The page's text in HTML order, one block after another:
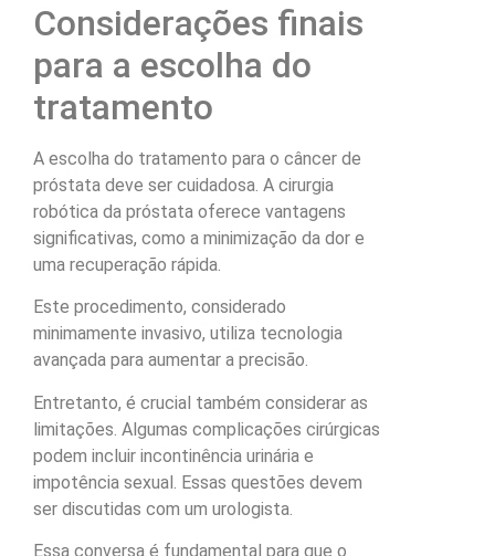
Considerações finais
para a escolha do
tratamento
A escolha do tratamento para o câncer de
próstata deve ser cuidadosa. A cirurgia
robótica da próstata oferece vantagens
significativas, como a minimização da dor e
uma recuperação rápida.
Este procedimento, considerado
minimamente invasivo, utiliza tecnologia
avançada para aumentar a precisão.
Entretanto, é crucial também considerar as
limitações. Algumas complicações cirúrgicas
podem incluir incontinência urinária e
impotência sexual. Essas questões devem
ser discutidas com um urologista.
Essa conversa é fundamental para que o